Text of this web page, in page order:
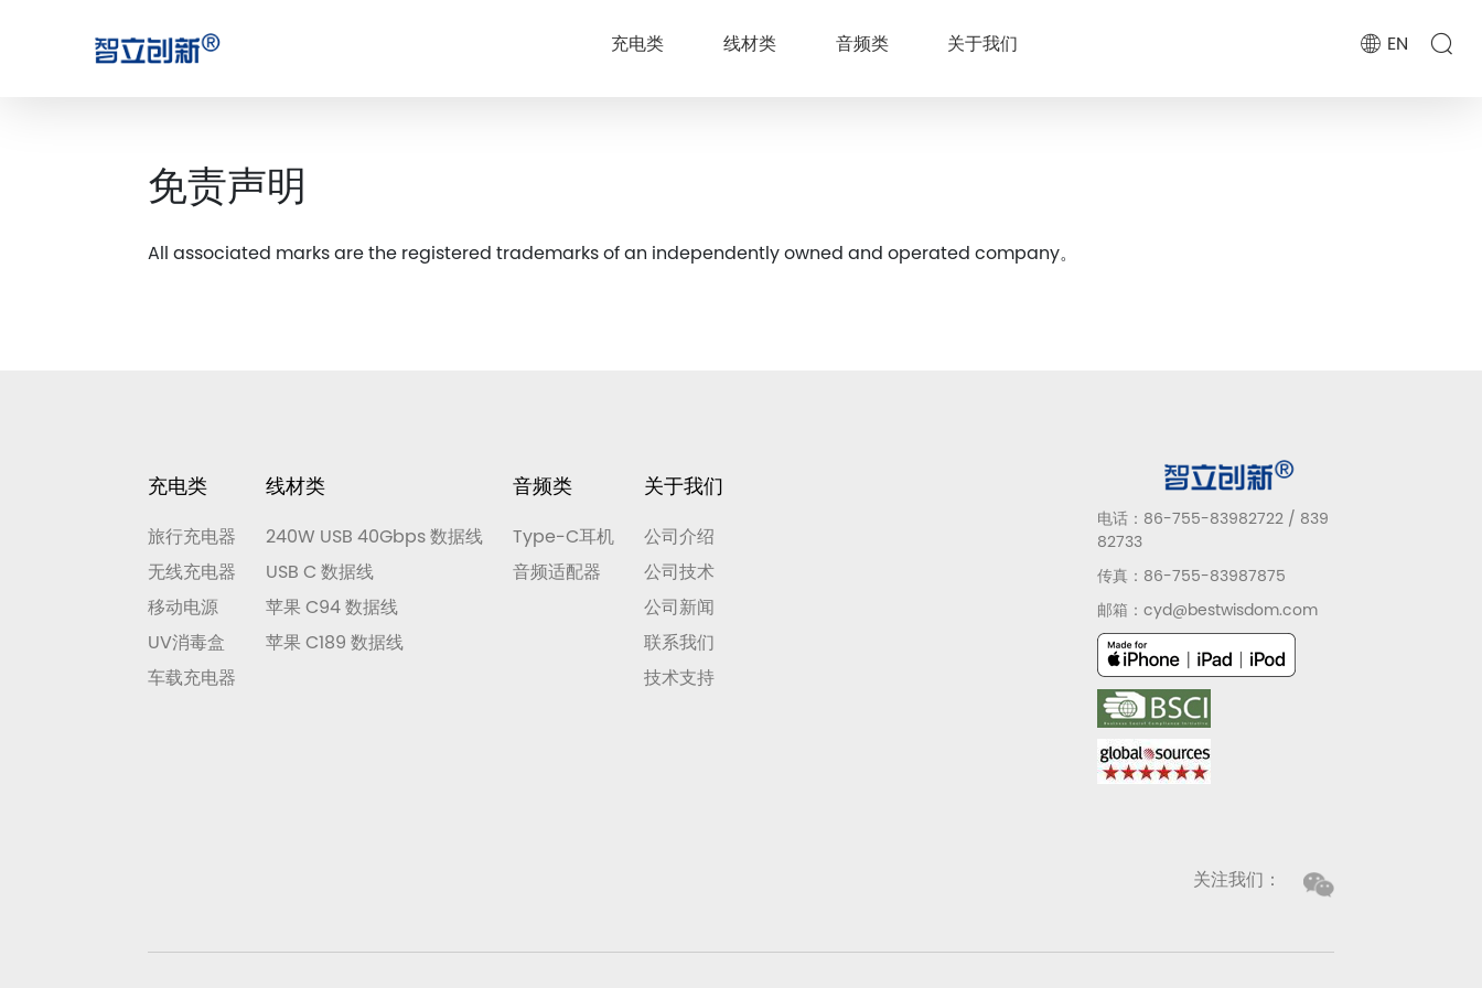
充电类 线材类 音频类 关于我们 EN
免责声明
All associated marks are the registered trademarks of an independently owned and operated company。
充电类
旅行充电器
无线充电器
移动电源
UV消毒盒
车载充电器
线材类
240W USB 40Gbps 数据线
USB C 数据线
苹果 C94 数据线
苹果 C189 数据线
音频类
Type-C耳机
音频适配器
关于我们
公司介绍
公司技术
公司新闻
联系我们
技术支持
电话：86-755-83982722 / 839
82733
传真：86-755-83987875
邮箱：cyd@bestwisdom.com
关注我们：